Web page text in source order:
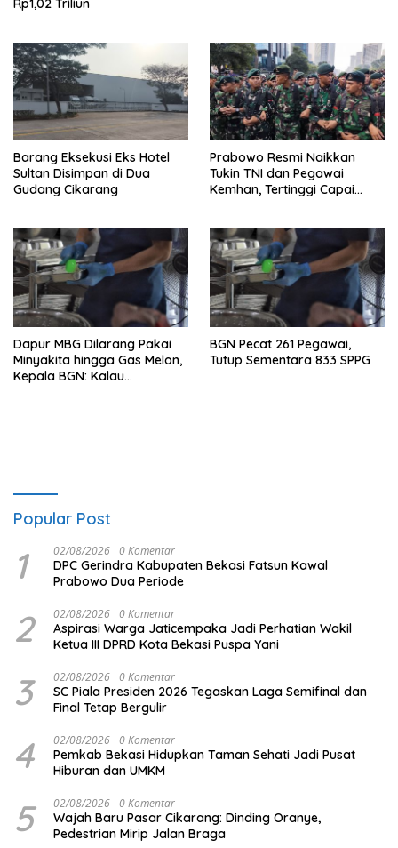
Barang Eksekusi Eks Hotel
Sultan Disimpan di Dua
Gudang Cikarang
Prabowo Resmi Naikkan
Tukin TNI dan Pegawai
Kemhan, Tertinggi Capai
Dapur MBG Dilarang Pakai
Minyakita hingga Gas Melon,
Kepala BGN: Kalau
BGN Pecat 261 Pegawai,
Tutup Sementara 833 SPPG
Popular Post
1 02/08/2026 0 Komentar
DPC Gerindra Kabupaten Bekasi Fatsun Kawal
Prabowo Dua Periode
2 02/08/2026 0 Komentar
Aspirasi Warga Jaticempaka Jadi Perhatian Wakil
Ketua III DPRD Kota Bekasi Puspa Yani
3 02/08/2026 0 Komentar
SC Piala Presiden 2026 Tegaskan Laga Semifinal dan
Final Tetap Bergulir
4 02/08/2026 0 Komentar
Pemkab Bekasi Hidupkan Taman Sehati Jadi Pusat
Hiburan dan UMKM
5 02/08/2026 0 Komentar
Wajah Baru Pasar Cikarang: Dinding Oranye,
Pedestrian Mirip Jalan Braga